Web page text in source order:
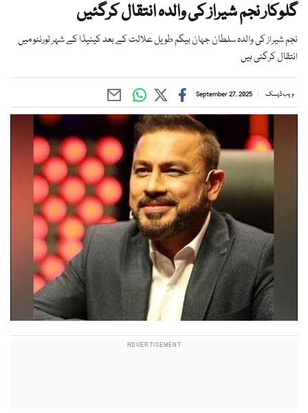
گلوکار نجم شیراز کی والدہ انتقال کرگئیں
نجم شیراز کی والدہ سلطان جہان بیگم طویل علالت کے بعد کینیڈا کے شہر ٹورنٹو میں
انتقال کرگئی ہیں
ویب ڈیسک September 27, 2025